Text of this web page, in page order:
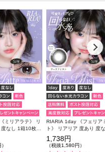
ミリアラテ》 リ
なし 1箱10枚入
RIARIA 1day 《フェリア
ト》 リアリア 度あり 度
10枚入り
1,738円
（税抜1,580円）